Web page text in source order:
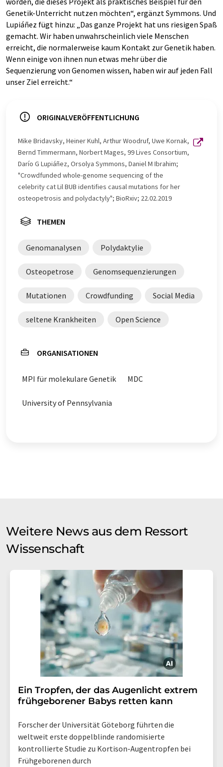
Genetik-Unterricht nutzen möchten“, ergänzt Symmons. Und
Lupiáñez fügt hinzu: „Das ganze Projekt hat uns riesigen Spaß
gemacht. Wir haben unwahrscheinlich viele Menschen
erreicht, die normalerweise kaum Kontakt zur Genetik haben.
Wenn einige von ihnen nun etwas mehr über die
Sequenzierung von Genomen wissen, haben wir auf jeden Fall
unser Ziel erreicht.“
ORIGINALVERÖFFENTLICHUNG
Mike Bridavsky, Heiner Kuhl, Arthur Woodruf, Uwe Kornak,
Bernd Timmermann, Norbert Mages, 99 Lives Consortium,
Darío G Lupiáñez, Orsolya Symmons, Daniel M Ibrahim;
"Crowdfunded whole-genome sequencing of the
celebrity cat Lil BUB identifies causal mutations for her
osteopetrosis and polydactyly"; BioRxiv; 22.02.2019
THEMEN
Genomanalysen Polydaktylie
Osteopetrose Genomsequenzierungen
Mutationen Crowdfunding Social Media
seltene Krankheiten Open Science
ORGANISATIONEN
MPI für molekulare Genetik MDC
University of Pennsylvania
Weitere News aus dem Ressort
Wissenschaft
Ein Tropfen, der das Augenlicht extrem
frühgeborener Babys retten kann
Forscher der Universität Göteborg führten die
weltweit erste doppelblinde randomisierte
kontrollierte Studie zu Kortison-Augentropfen bei
Frühgeborenen durch